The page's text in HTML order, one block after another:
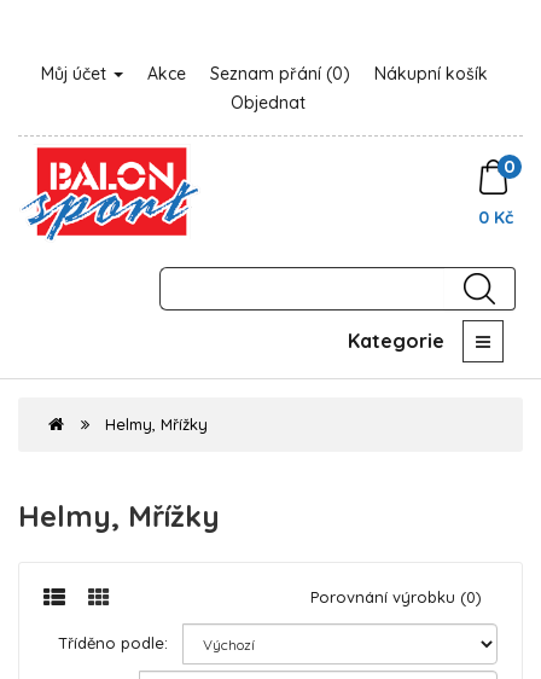
Můj účet Akce Seznam přání (0)
Nákupní košík
Objednat
0
0 Kč
Kategorie
Helmy, Mřížky
Helmy, Mřížky
Porovnání výrobku (0)
Tříděno podle: